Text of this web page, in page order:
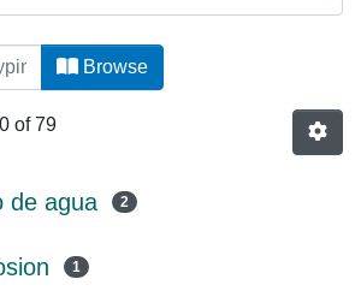
by Subject
Browse
of 79
de agua 2
1